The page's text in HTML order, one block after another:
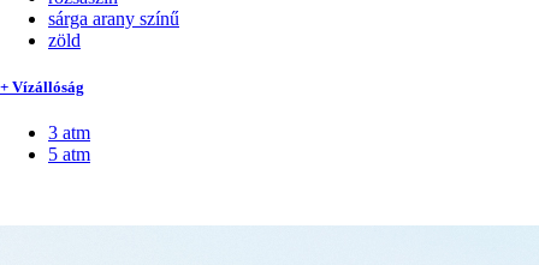
sárga arany színű
zöld
+ Vízállóság
3 atm
5 atm